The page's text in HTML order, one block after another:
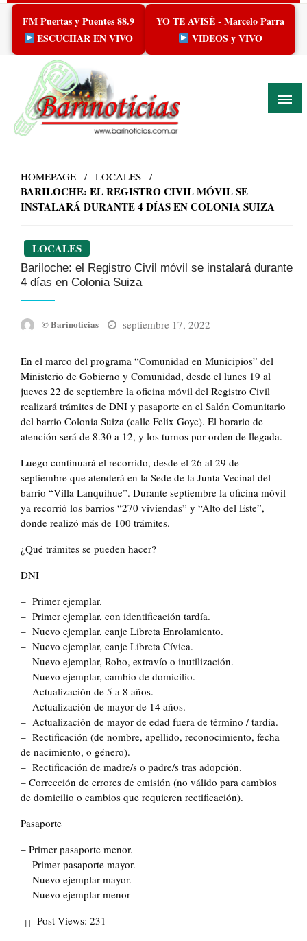
Skip
content
FM Puertas y Puentes 88.9
ESCUCHAR EN VIVO
YO TE AVISÉ - Marcelo Parra
VIDEOS y VIVO
HOMEPAGE LOCALES
BARILOCHE: EL REGISTRO CIVIL MÓVIL SE
INSTALARÁ DURANTE 4 DÍAS EN COLONIA SUIZA
LOCALES
Bariloche: el Registro Civil móvil se instalará durante
4 días en Colonia Suiza
© Barinoticias
Posted
septiembre 17, 2022
En el marco del programa “Comunidad en Municipios” del
Ministerio de Gobierno y Comunidad, desde el lunes 19 al
jueves 22 de septiembre la oficina móvil del Registro Civil
realizará trámites de DNI y pasaporte en el Salón Comunitario
del barrio Colonia Suiza (calle Felix Goye). El horario de
atención será de 8.30 a 12, y los turnos por orden de llegada.
Luego continuará el recorrido, desde el 26 al 29 de
septiembre que atenderá en la Sede de la Junta Vecinal del
barrio “Villa Lanquihue”. Durante septiembre la oficina móvil
ya recorrió los barrios “270 viviendas” y “Alto del Este”,
donde realizó más de 100 trámites.
¿Qué trámites se pueden hacer?
DNI
– Primer ejemplar.
– Primer ejemplar, con identificación tardía.
– Nuevo ejemplar, canje Libreta Enrolamiento.
– Nuevo ejemplar, canje Libreta Cívica.
– Nuevo ejemplar, Robo, extravío o inutilización.
– Nuevo ejemplar, cambio de domicilio.
– Actualización de 5 a 8 años.
– Actualización de mayor de 14 años.
– Actualización de mayor de edad fuera de término / tardía.
– Rectificación (de nombre, apellido, reconocimiento, fecha
de nacimiento, o género).
– Rectificación de madre/s o padre/s tras adopción.
– Corrección de errores de emisión (no válido para cambios
de domicilio o cambios que requieren rectificación).
Pasaporte
– Primer pasaporte menor.
– Primer pasaporte mayor.
– Nuevo ejemplar mayor.
– Nuevo ejemplar menor
Post Views: 231